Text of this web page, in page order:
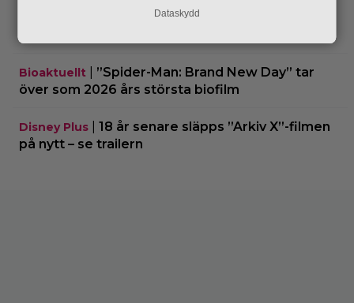
Nästa ”Insidious” får svensk biopremiär
Bioaktuellt
”Spider-Man: Brand New Day” tar
över som 2026 års största biofilm
Disney Plus
18 år senare släpps ”Arkiv X”-filmen
på nytt – se trailern
Dataskydd